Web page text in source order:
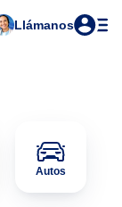
Llámanos
Autos